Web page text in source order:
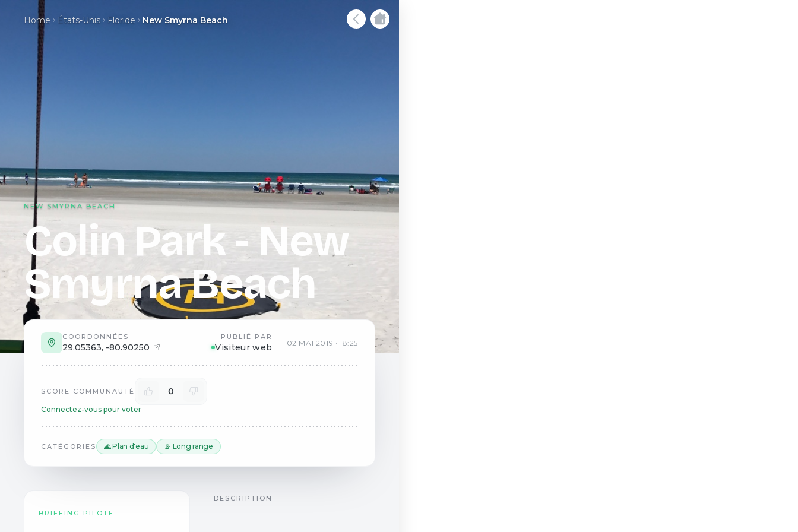
Home États-Unis Floride New Smyrna Beach
NEW SMYRNA BEACH
Colin Park - New
Smyrna Beach
COORDONNÉES
29.05363, -80.90250
PUBLIÉ PAR
Visiteur web 02 MAI 2019 · 18:25
SCORE COMMUNAUTÉ 0
Connectez-vous pour voter
CATÉGORIES 🌊 Plan d'eau 📡 Long range
BRIEFING PILOTE
DESCRIPTION